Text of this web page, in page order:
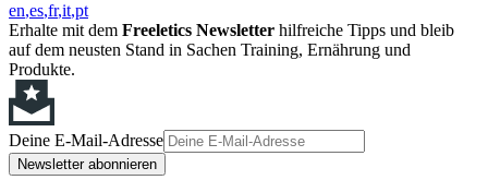
en es fr it pt
Erhalte mit dem Freeletics Newsletter hilfreiche Tipps und bleib
auf dem neusten Stand in Sachen Training, Ernährung und
Produkte.
Deine E-Mail-Adresse
Newsletter abonnieren